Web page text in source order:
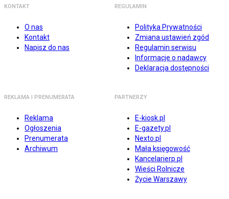
KONTAKT
O nas
Kontakt
Napisz do nas
REGULAMIN
Polityka Prywatności
Zmiana ustawień zgód
Regulamin serwisu
Informacje o nadawcy
Deklaracja dostępności
REKLAMA I PRENUMERATA
Reklama
Ogłoszenia
Prenumerata
Archiwum
PARTNERZY
E-kiosk.pl
E-gazety.pl
Nexto.pl
Mała księgowość
Kancelarierp.pl
Wieści Rolnicze
Życie Warszawy